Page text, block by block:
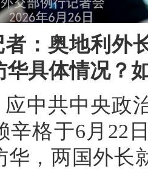
者：奥地利外
华具体情况？
中共中央政
辛格于6月22
华，两国外长